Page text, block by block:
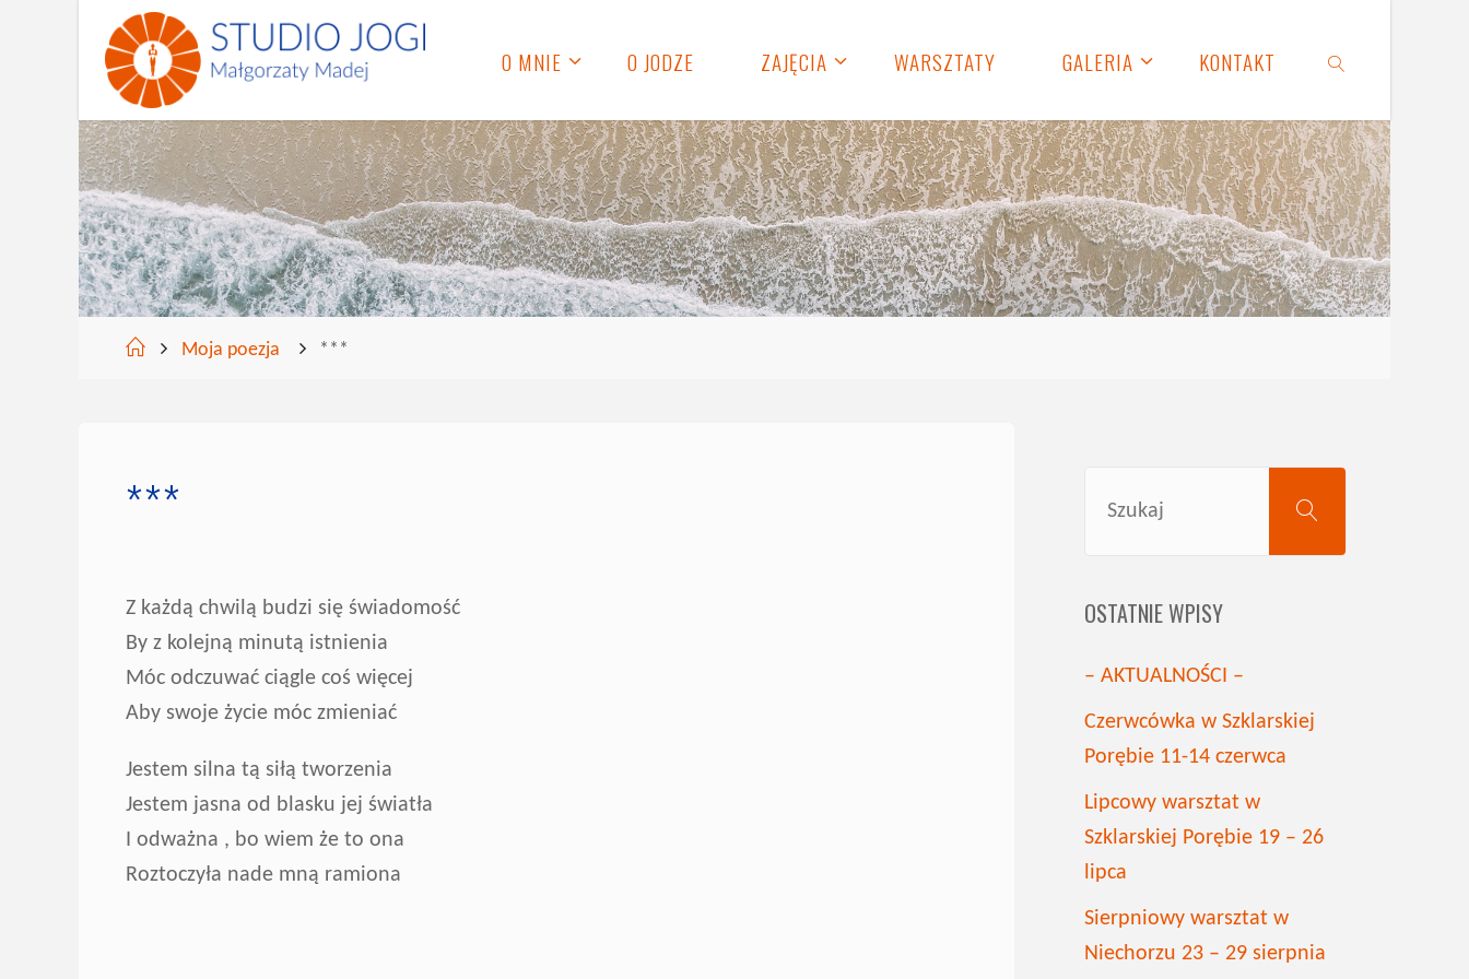
O MNIE O JODZE ZAJĘCIA WARSZTATY GALERIA KONTAKT
SZUKAJ
HomeMoja poezja ***
***
Z każdą chwilą budzi się świadomość
By z kolejną minutą istnienia
Móc odczuwać ciągle coś więcej
Aby swoje życie móc zmieniać
Jestem silna tą siłą tworzenia
Jestem jasna od blasku jej światła
I odważna , bo wiem że to ona
Roztoczyła nade mną ramiona
SZUKAJ
OSTATNIE WPISY
– AKTUALNOŚCI –
Czerwcówka w Szklarskiej
Porębie 11-14 czerwca
Lipcowy warsztat w
Szklarskiej Porębie 19 – 26
lipca
Sierpniowy warsztat w
Niechorzu 23 – 29 sierpnia